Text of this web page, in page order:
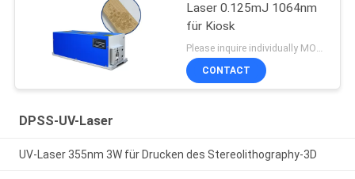
Laser 0.125mJ 1064nm
für Kiosk
CONTACT
DPSS-UV-Laser
UV-Laser 355nm 3W für Drucken des Stereolithography-3D